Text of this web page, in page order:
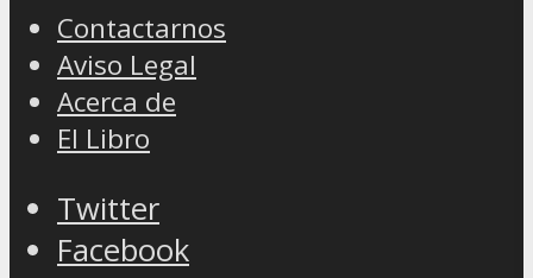
Contactarnos
Aviso Legal
Acerca de
El Libro
Twitter
Facebook